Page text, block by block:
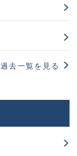
過去一覧を見る